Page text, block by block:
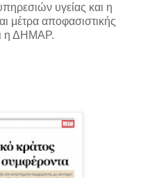
υγείας και η
μέτρα αποφασιστικής
η ΔΗΜΑΡ.